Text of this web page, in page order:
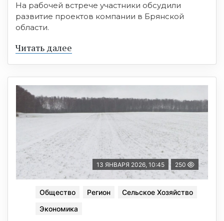
На рабочей встрече участники обсудили
развитие проектов компании в Брянской
области.
Читать далее
13 ЯНВАРЯ 2026, 10:45 250
Общество Регион
Сельское Хозяйство
Экономика